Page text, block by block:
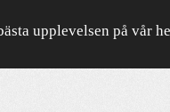
upplevelsen på vår